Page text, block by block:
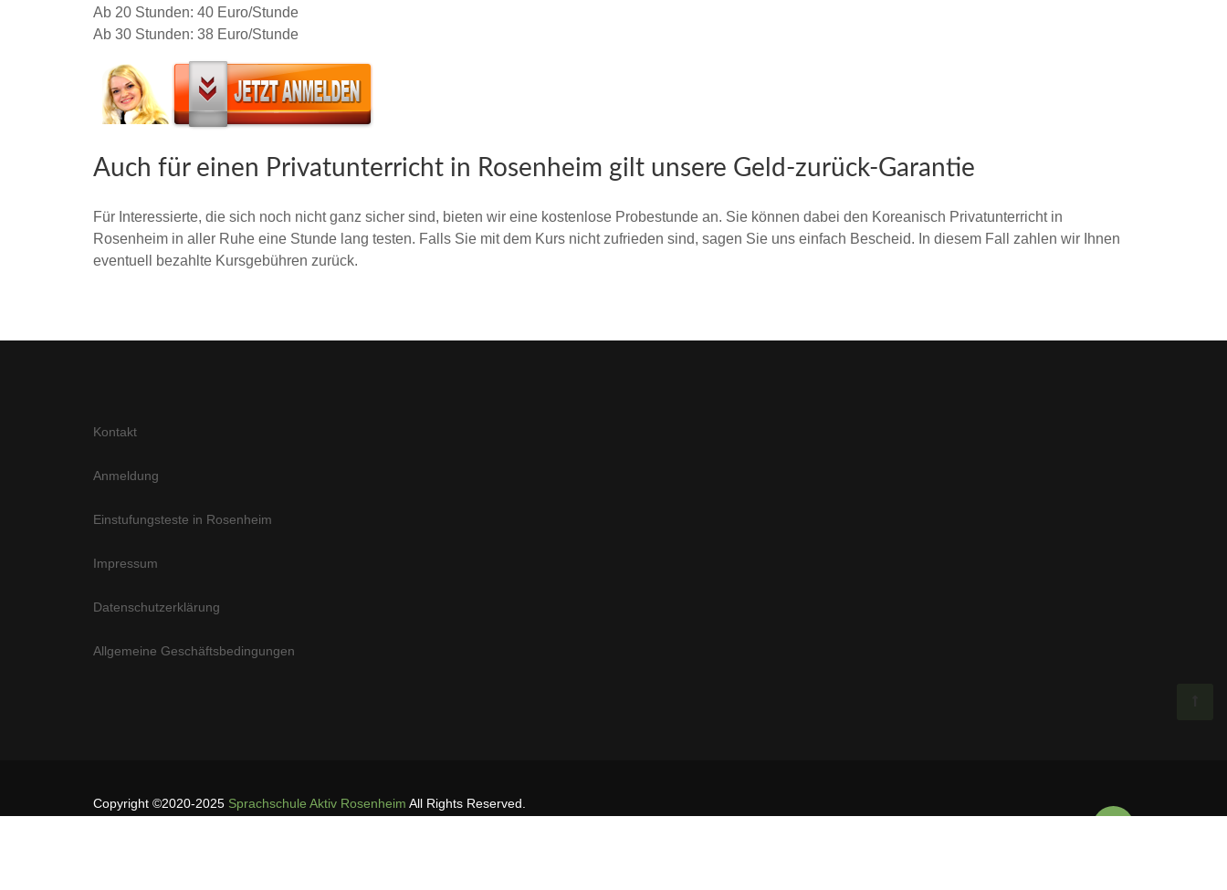
Ab 20 Stunden: 40 Euro/Stunde
Ab 30 Stunden: 38 Euro/Stunde
Auch für einen Privatunterricht in Rosenheim gilt unsere Geld-zurück-Garantie
Für Interessierte, die sich noch nicht ganz sicher sind, bieten wir eine kostenlose Probestunde an. Sie können dabei den Koreanisch Privatunterricht in
Rosenheim in aller Ruhe eine Stunde lang testen. Falls Sie mit dem Kurs nicht zufrieden sind, sagen Sie uns einfach Bescheid. In diesem Fall zahlen wir Ihnen
eventuell bezahlte Kursgebühren zurück.
Kontakt
Anmeldung
Einstufungsteste in Rosenheim
Impressum
Datenschutzerklärung
Allgemeine Geschäftsbedingungen
Copyright ©2020-2025 Sprachschule Aktiv Rosenheim All Rights Reserved.